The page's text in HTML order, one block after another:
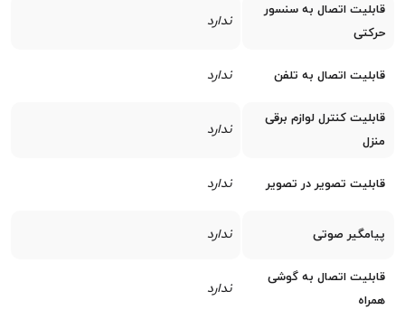
قابلیت اتصال به سنسور
حرکتی
ندارد
قابلیت اتصال به تلفن ندارد
قابلیت کنترل لوازم برقی
منزل
ندارد
قابلیت تصویر در تصویر ندارد
پیامگیر صوتی ندارد
قابلیت اتصال به گوشی
همراه
ندارد